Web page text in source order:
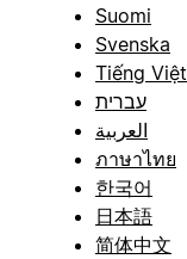
Suomi
Svenska
Tiếng Việt
עברית
العربية
ภาษาไทย
한국어
日本語
简体中文